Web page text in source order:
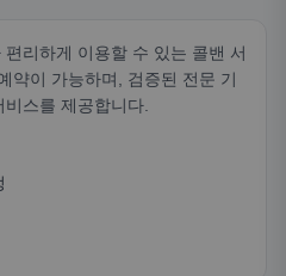
리하게 이용할 수 있는 콜밴 서
약이 가능하며, 검증된 전문 기
스를 제공합니다.